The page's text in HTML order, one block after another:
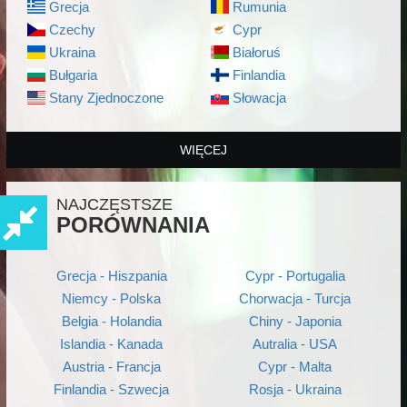
Grecja
Czechy
Ukraina
Bułgaria
Stany Zjednoczone
Rumunia
Cypr
Białoruś
Finlandia
Słowacja
WIĘCEJ
NAJCZĘSTSZE
PORÓWNANIA
Grecja - Hiszpania
Niemcy - Polska
Belgia - Holandia
Islandia - Kanada
Austria - Francja
Finlandia - Szwecja
Cypr - Portugalia
Chorwacja - Turcja
Chiny - Japonia
Autralia - USA
Cypr - Malta
Rosja - Ukraina